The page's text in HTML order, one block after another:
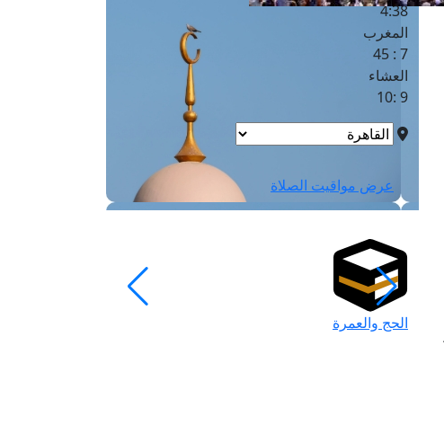
4:38
المغرب
7 : 45
العشاء
9 :10
عرض مواقيت الصلاة
الحج والعمرة